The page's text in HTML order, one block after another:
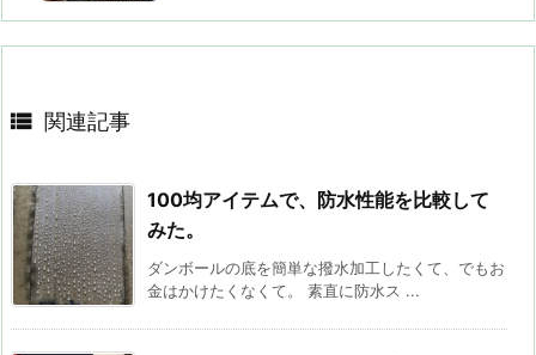
 関連記事
100均アイテムで、防水性能を比較して
みた。
ダンボールの底を簡単な撥水加工したくて、でもお
金はかけたくなくて。 素直に防水ス ...